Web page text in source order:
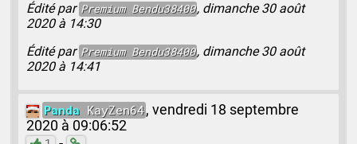
Édité par Premium Bendu38400, dimanche 30 août
2020 à 14:30
Édité par PremiumBendu38400, dimanche 30 août
2020 à 14:41
Panda KayZen64,vendredi 18 septembre
2020 à 09:06:52